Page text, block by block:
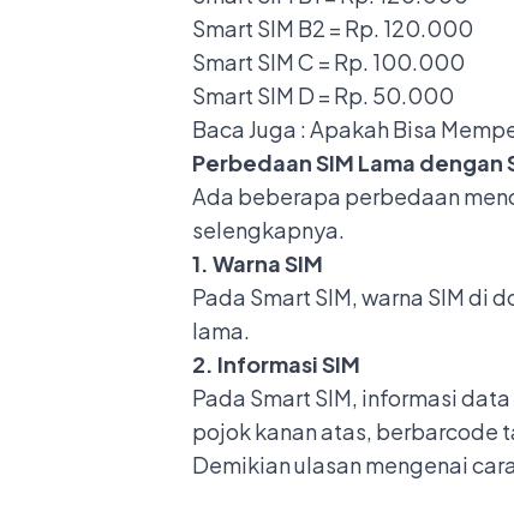
Smart SIM B2 = Rp. 120.000
Smart SIM C = Rp. 100.000
Smart SIM D = Rp. 50.000
Baca Juga :Apakah Bisa
Perbedaan SIM Lama dengan
Ada beberapa perbedaan
selengkapnya.
1. Warna SIM
Pada Smart SIM, warna SIM
lama.
2. Informasi SIM
Pada Smart SIM, informasi
pojok kanan atas, berbarcode
Demikian ulasan mengenai